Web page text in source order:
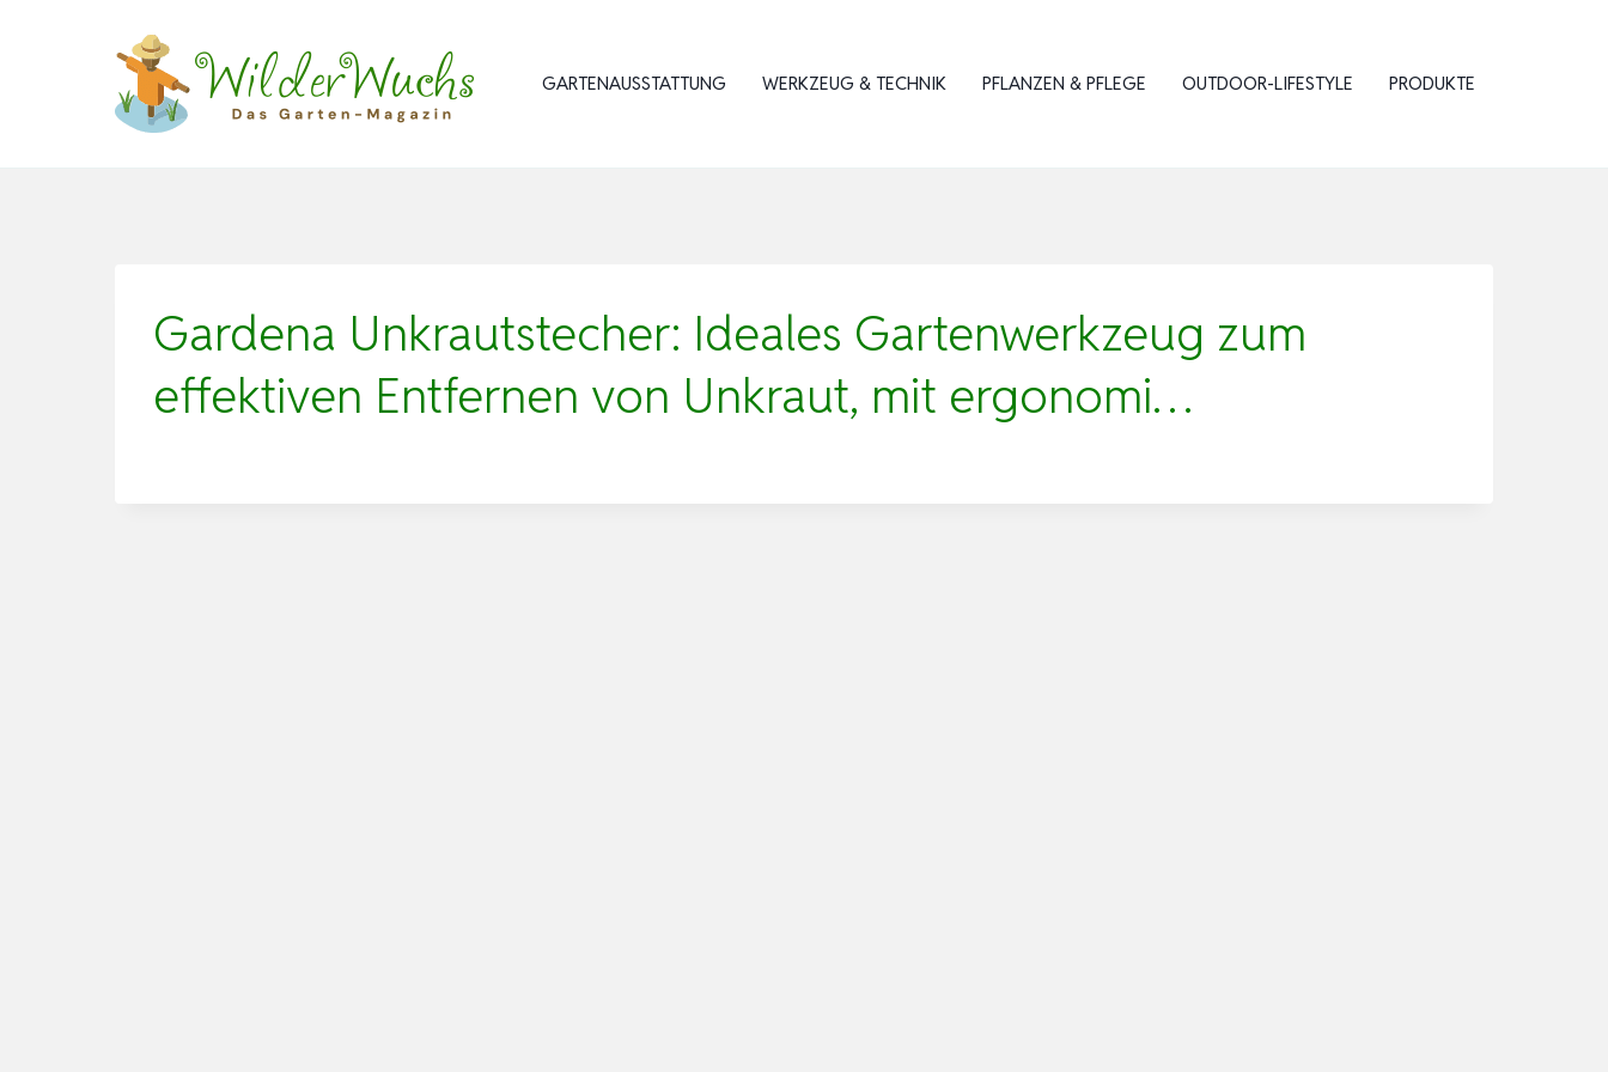
GARTENAUSSTATTUNG WERKZEUG & TECHNIK PFLANZEN & PFLEGE OUTDOOR-LIFESTYLE PRODUKTE
Gardena Unkrautstecher: Ideales Gartenwerkzeug zum
effektiven Entfernen von Unkraut, mit ergonomi…